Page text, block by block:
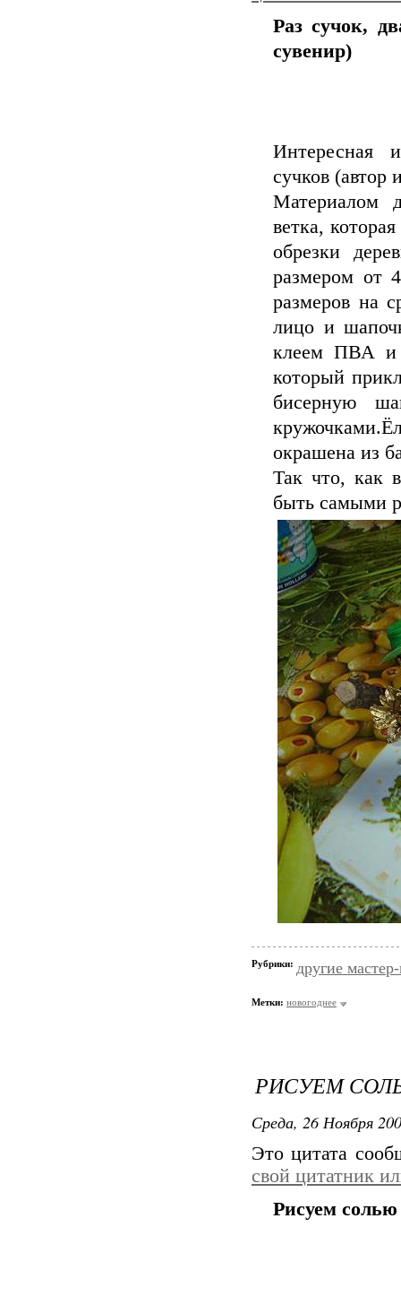
Раз сучок,
сувенир)
Интересная
сучков (автор
Материалом
ветка,
обрезки
размером от
размеров на
лицо и
клеем ПВА и
который
бисерную
окрашена из
Так что, как
быть самыми
Рубрики: другие
Метки: новогоднее
РИСУЕМ
Среда, 26 Ноября
Это цитата
свой цитатник
Рисуем солью